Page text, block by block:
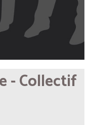
- Collectif